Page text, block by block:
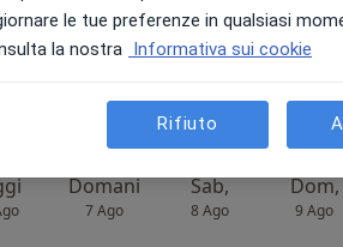
Domani
7 Ago
Sab,
8 Ago
Dom,
9 Ago
le tue preferenze in qualsiasi
la nostra Informativa sui cookie
Rifiuto